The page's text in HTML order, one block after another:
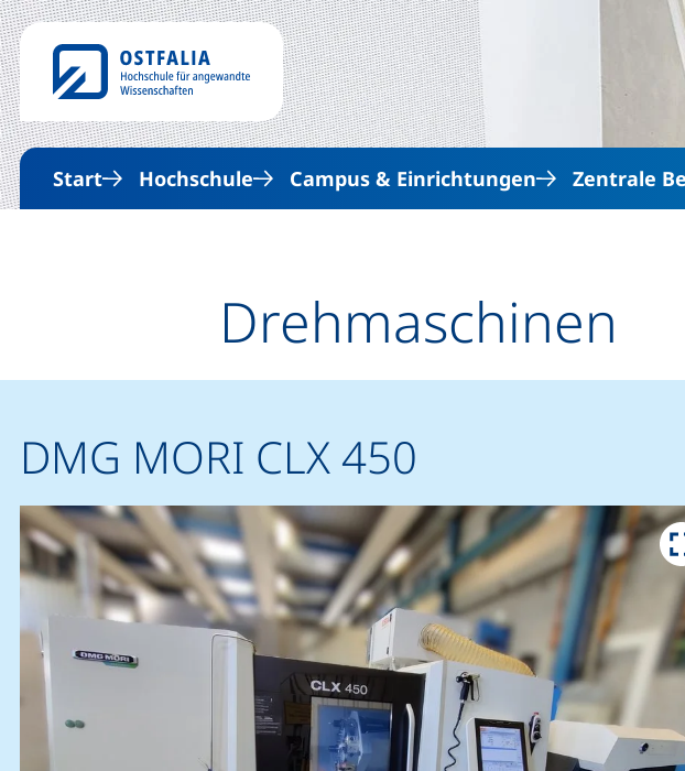
Start Hochschule Campus & Einrichtungen Zentrale
Drehmaschinen
DMG MORI CLX 450